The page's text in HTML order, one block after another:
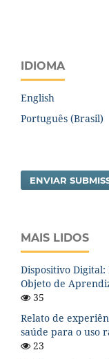
IDIOMA
English
Português (Brasil)
ENVIAR
MAIS LIDOS
Dispositivo
Objeto de
35
Relato de
saúde para o uso
23